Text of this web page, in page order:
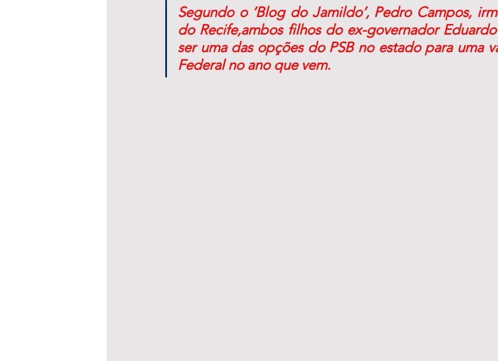
Segundo o ‘Blog do Jamildo’, Pedro Campos,
do Recife,ambos filhos do ex-governador
ser uma das opções do PSB no estado para uma
Federal no ano que vem.